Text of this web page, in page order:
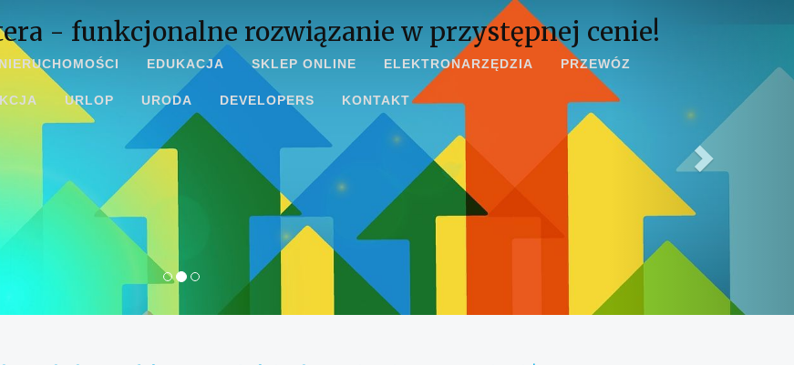
- funkcjonalne rozwiązanie w przystępnej cenie!
NIERUCHOMOŚCI EDUKACJA SKLEP ONLINE ELEKTRONARZĘDZIA PRZEWÓZ
URLOP URODA DEVELOPERS KONTAKT